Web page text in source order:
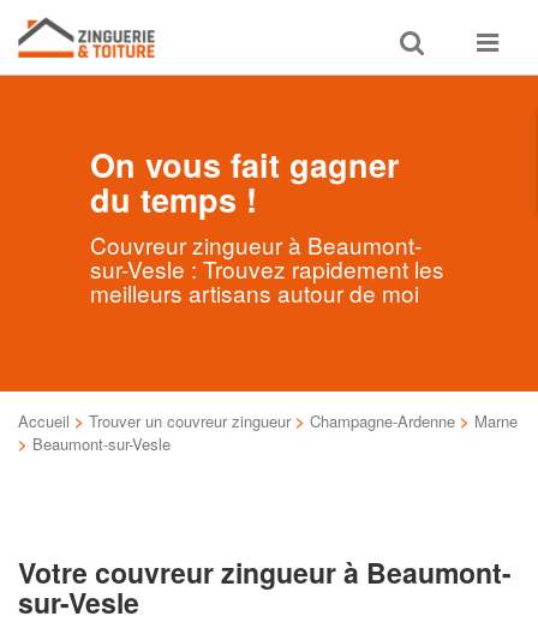
Toggle
search
Toggle
On vous fait gagner
du temps !
Couvreur zingueur à Beaumont-
sur-Vesle : Trouvez rapidement les
meilleurs artisans autour de moi
Accueil > Trouver un couvreur zingueur > Champagne-Ardenne > Marne
> Beaumont-sur-Vesle
Votre couvreur zingueur à Beaumont-
sur-Vesle